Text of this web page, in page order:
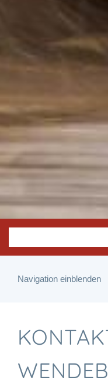
Navigation einblenden